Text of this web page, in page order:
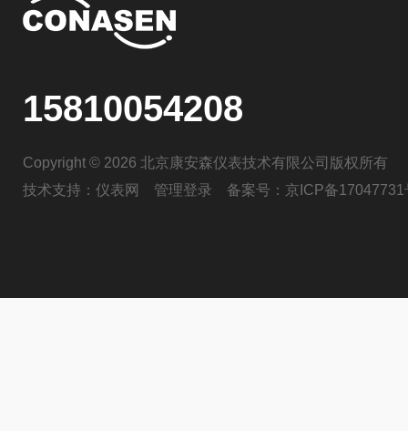
15810054208
Copyright © 2026 北京康安森仪表技术有限公司版权所有
技术支持： 仪表网 管理登录 备案号： 京ICP备17047731